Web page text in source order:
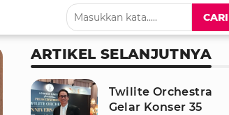
CARI
ARTIKEL SELANJUTNYA
Twilite Orchestra
Gelar Konser 35